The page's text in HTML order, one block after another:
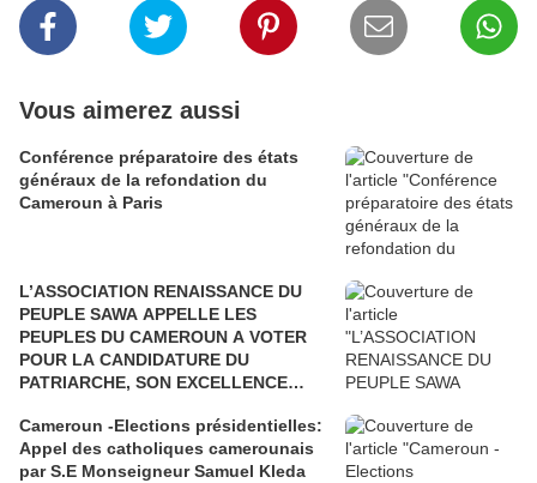
Vous aimerez aussi
Conférence préparatoire des états
généraux de la refondation du
Cameroun à Paris
L’ASSOCIATION RENAISSANCE DU
PEUPLE SAWA APPELLE LES
PEUPLES DU CAMEROUN A VOTER
POUR LA CANDIDATURE DU
PATRIARCHE, SON EXCELLENCE
Cameroun -Elections présidentielles:
Appel des catholiques camerounais
par S.E Monseigneur Samuel Kleda